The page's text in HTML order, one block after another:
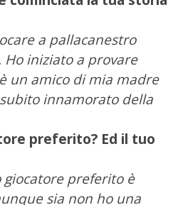
a pallacanestro
Ho iniziato a provare
un amico di mia madre
innamorato della
preferito? Ed il tuo
preferito è
sia non ho una